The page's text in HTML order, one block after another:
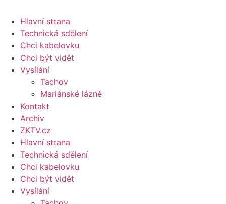
Hlavní strana
Technická sdělení
Chci kabelovku
Chci být vidět
Vysílání
Tachov
Mariánské lázně
Kontakt
Archiv
ZKTV.cz
Hlavní strana
Technická sdělení
Chci kabelovku
Chci být vidět
Vysílání